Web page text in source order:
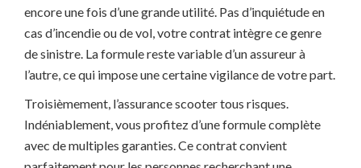
encore une fois d’une grande utilité. Pas d’inquiétude en
cas d’incendie ou de vol, votre contrat intègre ce genre
de sinistre. La formule reste variable d’un assureur à
l’autre, ce qui impose une certaine vigilance de votre part.
Troisièmement, l’assurance scooter tous risques.
Indéniablement, vous profitez d’une formule complète
avec de multiples garanties. Ce contrat convient